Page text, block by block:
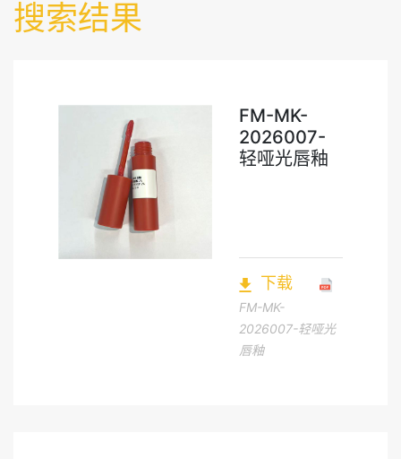
搜索结果
FM-MK-
2026007-
轻哑光唇釉
下载
FM-MK-
2026007-轻哑光
唇釉